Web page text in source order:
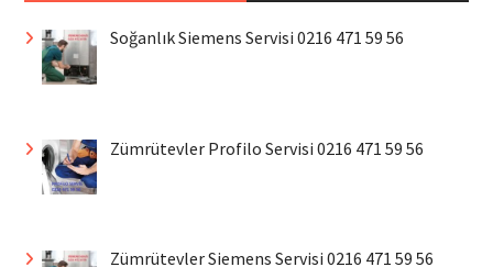
Soğanlık Siemens Servisi 0216 471 59 56
Zümrütevler Profilo Servisi 0216 471 59 56
Zümrütevler Siemens Servisi 0216 471 59 56